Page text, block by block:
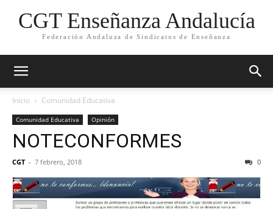
CGT Enseñanza Andalucía
Federación Andaluza de Sindicatos de Enseñanza
Inicio Comunidad Educativa
Comunidad Educativa Opinión
NOTECONFORMES
CGT - 7 febrero, 2018 0